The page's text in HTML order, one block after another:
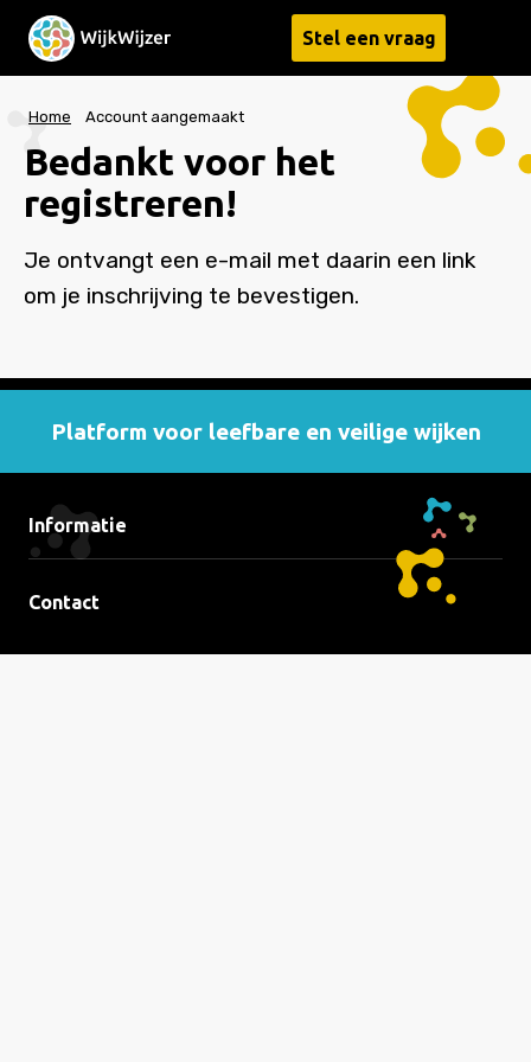
Stel een vraag
Home Account aangemaakt
Bedankt voor het
registreren!
Je ontvangt een e-mail met daarin een link
om je inschrijving te bevestigen.
Platform voor leefbare en veilige wijken
Informatie
Contact